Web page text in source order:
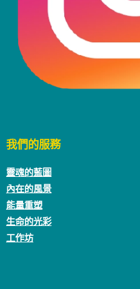
我們的服務
靈魂的藍圖
內在的風景
能量重塑
生命的光彩
工作坊